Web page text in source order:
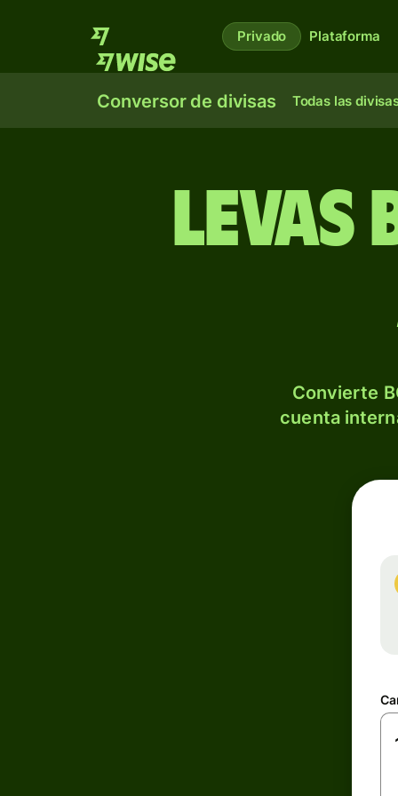
Privado Plataforma
Conversor de divisas Todas las
Convierte
cuenta